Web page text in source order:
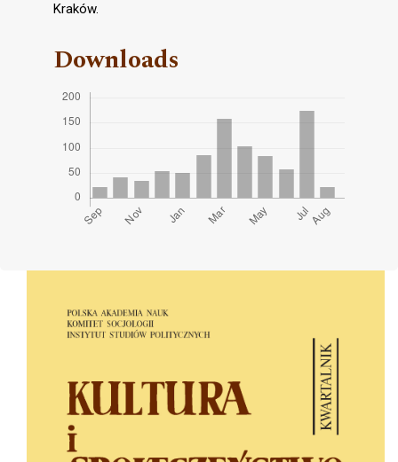
Kraków.
Downloads